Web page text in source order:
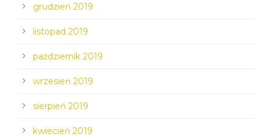
grudzień 2019
listopad 2019
październik 2019
wrzesień 2019
sierpień 2019
kwiecień 2019